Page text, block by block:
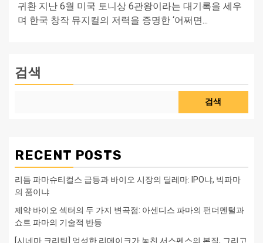
귀환 지난 6월 미국 토니상 6관왕이라는 대기록을 세우
며 한국 창작 뮤지컬의 저력을 증명한 ‘어쩌면...
검색
검색
RECENT POSTS
리듬 파마슈티컬스 급등과 바이오 시장의 딜레마: IPO냐, 빅파마
의 품이냐
제약·바이오 섹터의 두 가지 변곡점: 아센디스 파마의 펀더멘털과
쇼트 파마의 기술적 반등
[시네마 크리틱] 엉성한 리메이크가 놓친 서스펜스의 본질, 그리고